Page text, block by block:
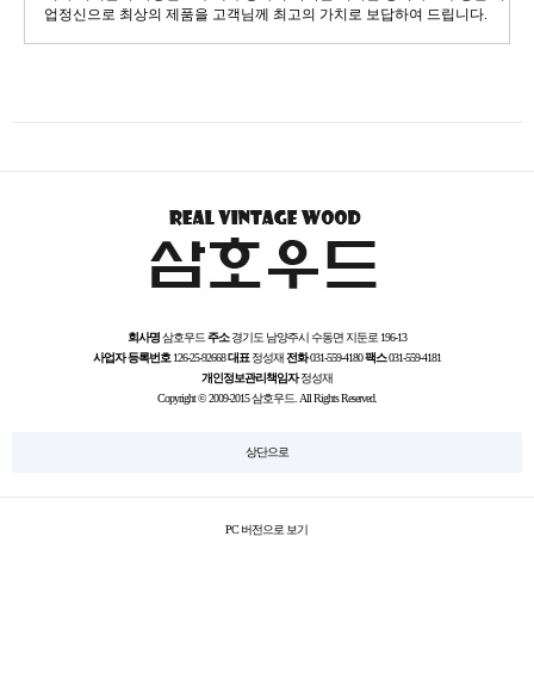
업정신으로 최상의 제품을 고객님께 최고의 가치로 보답하여 드립니다.
회사명삼호우드주소경기도 남양주시 수동면 지둔로 196-13
사업자 등록번호126-25-92668대표정성재전화031-559-4180팩스031-559-4181
개인정보관리책임자정성재
Copyright © 2009-2015 삼호우드. All Rights Reserved.
상단으로
PC 버전으로 보기